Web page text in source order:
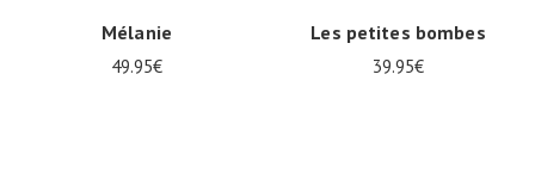
Mélanie
49.95€
Les petites bombes
39.95€